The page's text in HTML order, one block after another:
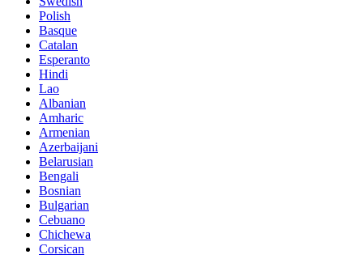
Polish
Basque
Catalan
Esperanto
Hindi
Lao
Albanian
Amharic
Armenian
Azerbaijani
Belarusian
Bengali
Bosnian
Bulgarian
Cebuano
Chichewa
Corsican